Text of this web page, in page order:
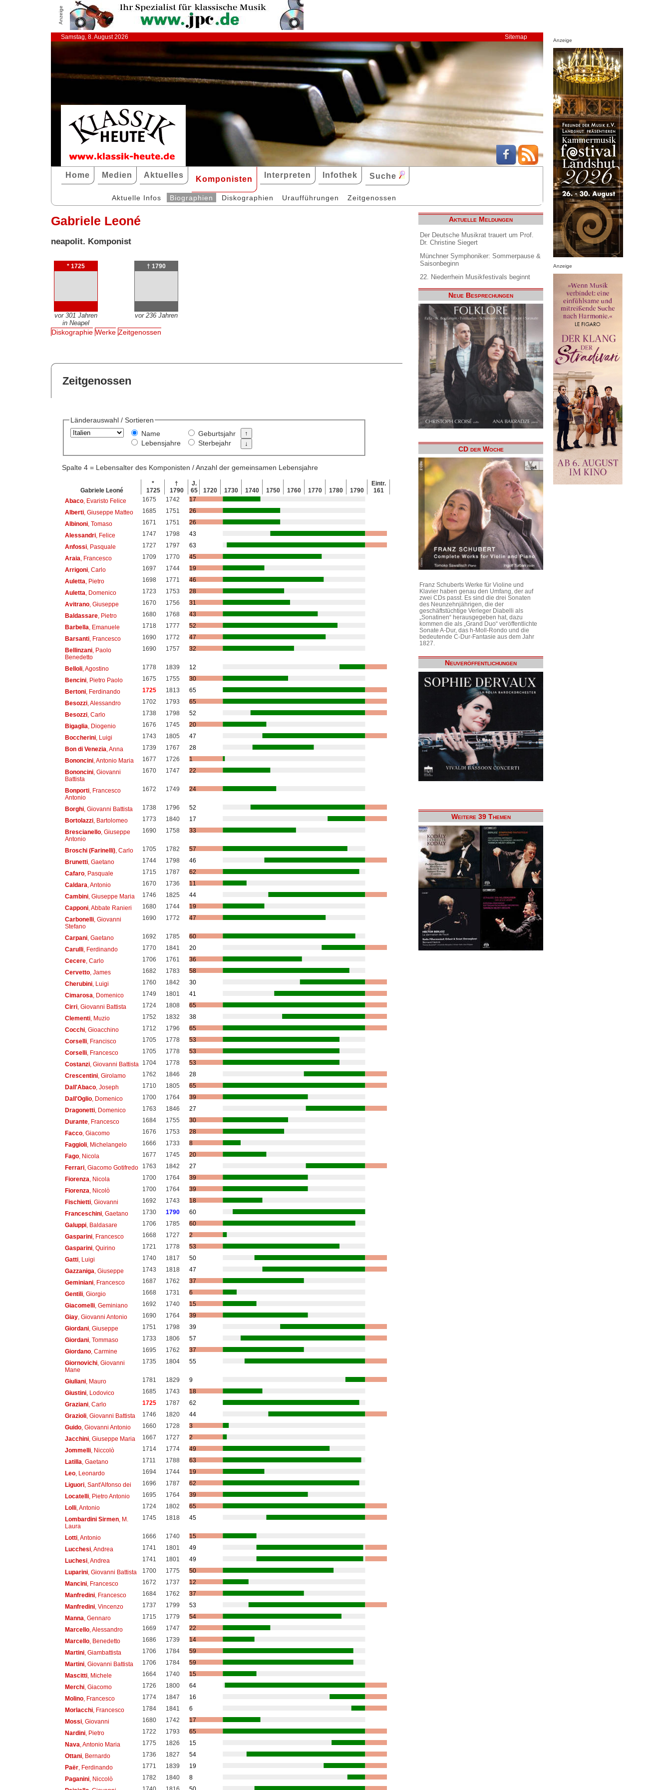
Anzeige
Samstag, 8. August 2026 Sitemap
Home Medien Aktuelles Komponisten Interpreten Infothek Suche
Aktuelle Infos Biographien Diskographien Uraufführungen Zeitgenossen
Gabriele Leoné
neapolit. Komponist
* 1725
vor 301 Jahren
in Neapel
† 1790
vor 236 Jahren
Diskographie Werke Zeitgenossen
Zeitgenossen
Länderauswahl / Sortieren
Name
Lebensjahre
Geburtsjahr
Sterbejahr
Spalte 4 = Lebensalter des Komponisten / Anzahl der gemeinsamen Lebensjahre
Gabriele Leoné
*
1725
†
1790
J.
65
1720 1730 1740 1750 1760 1770 1780 1790
Eintr.
161
Abaco, Evaristo Felice 1675 1742
17
Alberti, Giuseppe Matteo 1685 1751
26
Albinoni, Tomaso 1671 1751
26
Alessandri, Felice 1747 1798
43
Anfossi, Pasquale 1727 1797
63
Araia , Francesco 1709 1770
45
Arrigoni, Carlo 1697 1744
19
Auletta , Pietro 1698 1771
46
Auletta , Domenico 1723 1753
28
Avitrano, Giuseppe 1670 1756
31
Baldassare, Pietro 1680 1768
43
Barbella , Emanuele 1718 1777
52
Barsanti, Francesco 1690 1772
47
Bellinzani, Paolo
Benedetto
1690 1757 32
Belloli, Agostino 1778 1839
12
Bencini, Pietro Paolo 1675 1755
30
Bertoni, Ferdinando 1725 1813
65
Besozzi, Alessandro 1702 1793
65
Besozzi, Carlo 1738 1798
52
Bigaglia , Diogenio 1676 1745
20
Boccherini, Luigi 1743 1805
47
Bon di Venezia , Anna 1739 1767
28
Bononcini, Antonio Maria 1677 1726
1
Bononcini, Giovanni
Battista
1670 1747 22
Bonporti, Francesco
Antonio
1672 1749 24
Borghi, Giovanni Battista 1738 1796
52
Bortolazzi, Bartolomeo 1773 1840
17
Brescianello, Giuseppe
Antonio
1690 1758 33
Broschi (Farinelli), Carlo 1705 1782
57
Brunetti, Gaetano 1744 1798
46
Cafaro, Pasquale 1715 1787
62
Caldara , Antonio 1670 1736
11
Cambini, Giuseppe Maria 1746 1825
44
Capponi, Abbate Ranieri 1680 1744
19
Carbonelli, Giovanni
Stefano
1690 1772 47
Carpani, Gaetano 1692 1785
60
Carulli, Ferdinando 1770 1841
20
Cecere, Carlo 1706 1761
36
Cervetto, James 1682 1783
58
Cherubini, Luigi 1760 1842
30
Cimarosa , Domenico 1749 1801
41
Cirri, Giovanni Battista 1724 1808
65
Clementi, Muzio 1752 1832
38
Cocchi, Gioacchino 1712 1796
65
Corselli, Francisco 1705 1778
53
Corselli, Francesco 1705 1778
53
Costanzi, Giovanni Battista 1704 1778
53
Crescentini, Girolamo 1762 1846
28
Dall'Abaco, Joseph 1710 1805
65
Dall'Oglio, Domenico 1700 1764
39
Dragonetti, Domenico 1763 1846
27
Durante, Francesco 1684 1755
30
Facco, Giacomo 1676 1753
28
Faggioli, Michelangelo 1666 1733
8
Fago, Nicola 1677 1745
20
Ferrari, Giacomo Gotifredo 1763 1842
27
Fiorenza , Nicola 1700 1764
39
Fiorenza , Nicolò 1700 1764
39
Fischietti, Giovanni 1692 1743
18
Franceschini, Gaetano 1730 1790
60
Galuppi, Baldasare 1706 1785
60
Gasparini, Francesco 1668 1727
2
Gasparini, Quirino 1721 1778
53
Gatti, Luigi 1740 1817
50
Gazzaniga , Giuseppe 1743 1818
47
Geminiani, Francesco 1687 1762
37
Gentili, Giorgio 1668 1731
6
Giacomelli, Geminiano 1692 1740
15
Giay, Giovanni Antonio 1690 1764
39
Giordani, Giuseppe 1751 1798
39
Giordani, Tommaso 1733 1806
57
Giordano, Carmine 1695 1762
37
Giornovichi, Giovanni
Mane
1735 1804 55
Giuliani, Mauro 1781 1829
9
Giustini, Lodovico 1685 1743
18
Graziani, Carlo 1725 1787
62
Grazioli, Giovanni Battista 1746 1820
44
Guido, Giovanni Antonio 1660 1728
3
Jacchini, Giuseppe Maria 1667 1727
2
Jommelli, Niccolò 1714 1774
49
Latilla , Gaetano 1711 1788
63
Leo, Leonardo 1694 1744
19
Liguori, Sant'Alfonso dei 1696 1787
62
Locatelli, Pietro Antonio 1695 1764
39
Lolli, Antonio 1724 1802
65
Lombardini Sirmen, M.
Laura
1745 1818 45
Lotti, Antonio 1666 1740
15
Lucchesi, Andrea 1741 1801
49
Luchesi, Andrea 1741 1801
49
Luparini, Giovanni Battista 1700 1775
50
Mancini, Francesco 1672 1737
12
Manfredini, Francesco 1684 1762
37
Manfredini, Vincenzo 1737 1799
53
Manna , Gennaro 1715 1779
54
Marcello, Alessandro 1669 1747
22
Marcello, Benedetto 1686 1739
14
Martini, Giambattista 1706 1784
59
Martini, Giovanni Battista 1706 1784
59
Mascitti, Michele 1664 1740
15
Merchi, Giacomo 1726 1800
64
Molino, Francesco 1774 1847
16
Morlacchi, Francesco 1784 1841
6
Mossi, Giovanni 1680 1742
17
Nardini, Pietro 1722 1793
65
Nava , Antonio Maria 1775 1826
15
Ottani, Bernardo 1736 1827
54
Paër, Ferdinando 1771 1839
19
Paganini, Niccolò 1782 1840
8
Aktuelle Meldungen
Der Deutsche Musikrat trauert um Prof.
Dr. Christine Siegert
Münchner Symphoniker: Sommerpause &
Saisonbeginn
22. Niederrhein Musikfestivals beginnt
Neue Besprechungen
CD der Woche
Franz Schuberts Werke für Violine und
Klavier haben genau den Umfang, der auf
zwei CDs passt. Es sind die drei Sonaten
des Neunzehnjährigen, die der
geschäftstüchtige Verleger Diabelli als
„Sonatinen“ herausgegeben hat, dazu
kommen die als „Grand Duo“ veröffentlichte
Sonate A-Dur, das h-Moll-Rondo und die
bedeutende C-Dur-Fantasie aus dem Jahr
1827.
Neuveröffentlichungen
Weitere 39 Themen
Anzeige
Anzeige